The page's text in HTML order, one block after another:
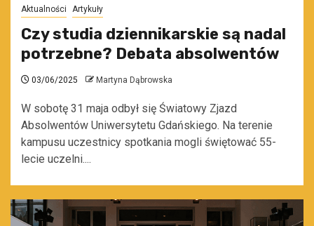
Aktualności Artykuły
Czy studia dziennikarskie są nadal
potrzebne? Debata absolwentów
03/06/2025 Martyna Dąbrowska
W sobotę 31 maja odbył się Światowy Zjazd
Absolwentów Uniwersytetu Gdańskiego. Na terenie
kampusu uczestnicy spotkania mogli świętować 55-
lecie uczelni....